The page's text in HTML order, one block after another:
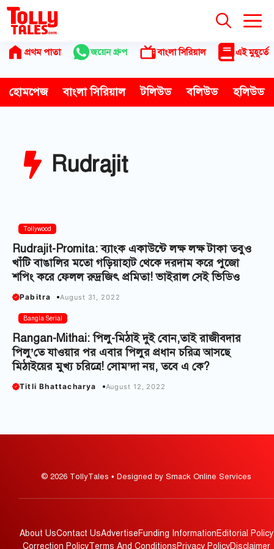
Skip
content
প্রথম পাতা জয়েন গ্রুপ বাংলা সিরিয়াল এই মুহূর্তে
হোমপেজ বাংলা সিরিয়াল টলিউড বলিউড হলিউড
Rudrajit
Tollywood
Rudrajit-Promita: ব্যাংক একাউন্টে লক্ষ লক্ষ টাকা তবুও
খাঁটি বাঙালির মতো গড়িয়াহাট থেকে দরদাম করে পুজো
শপিং করে ফেলল রুদ্রজিৎ প্রমিতা! ভাইরাল সেই ভিডিও
Pabitra August 31, 2022
Bangla Serial
Rangan-Mithai: পিলু-মিঠাই দুই বোন,তাই রাজীবদার
পিলু’তে যাওয়ার পর এবার পিলুর প্রধান চরিত্র আসছে
মিঠাইয়ের মুখ্য চরিত্রে! সোম’দা নয়, তবে এ কে?
Titli Bhattacharya August 12, 2022
© 2026 TollyTales • Designed by Smack Online Services
About UsContact UsAdvertiseFunding InformationEditorial Policy
Correction PolicyTerms And ConditionsPrivacy PolicyDisclaimer